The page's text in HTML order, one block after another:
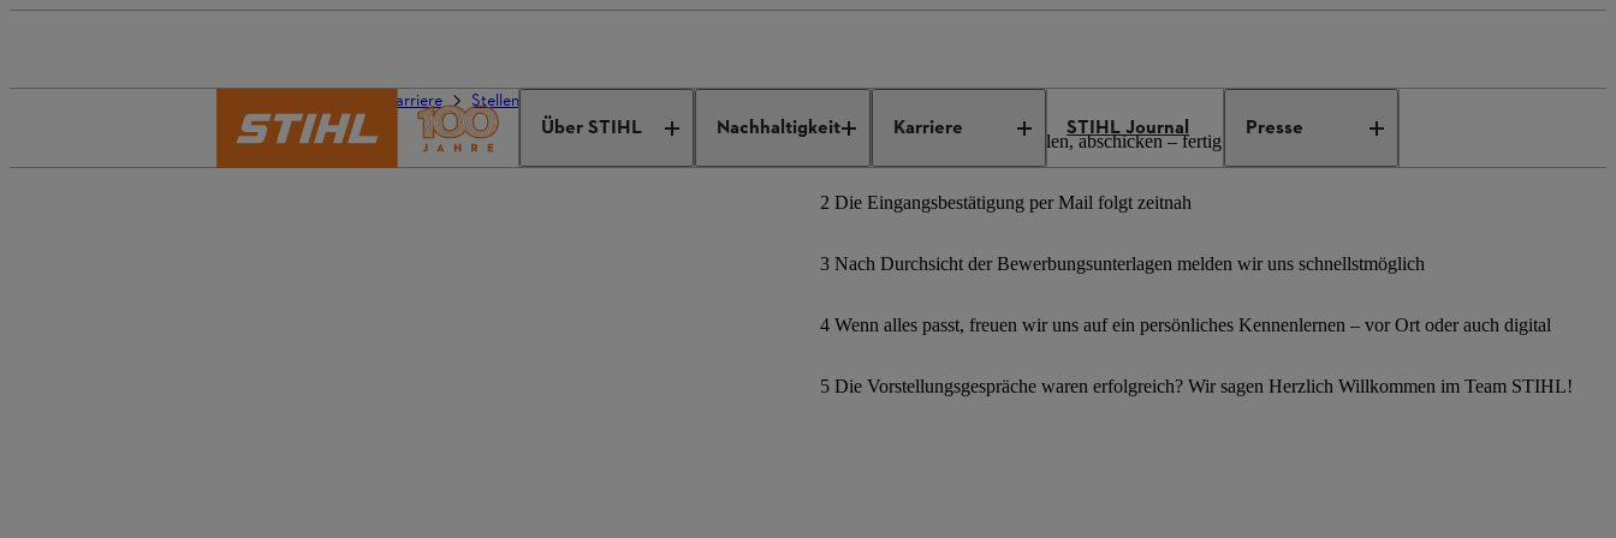
Über STIHL Nachhaltigkeit Karriere STIHL Journal Presse
Karriere Stellenangebote
1 Bewerbungsformular ausfüllen, abschicken – fertig
2 Die Eingangsbestätigung per Mail folgt zeitnah
3 Nach Durchsicht der Bewerbungsunterlagen melden wir uns schnellstmöglich
4 Wenn alles passt, freuen wir uns auf ein persönliches Kennenlernen – vor Ort oder auch digital
5 Die Vorstellungsgespräche waren erfolgreich? Wir sagen Herzlich Willkommen im Team STIHL!